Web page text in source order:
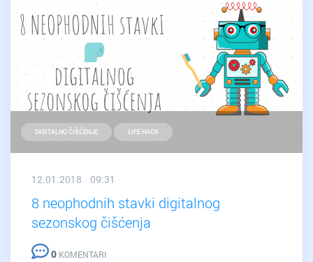
DIGITALNO ČIŠĆENJE LIFE HACK
12.01.2018 09:31
8 neophodnih stavki digitalnog
sezonskog čišćenja
0 KOMENTARI